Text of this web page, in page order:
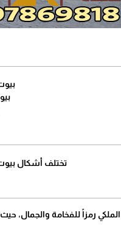
تختلف أشكال بيوت
رمزاً للفخامة والجمال،